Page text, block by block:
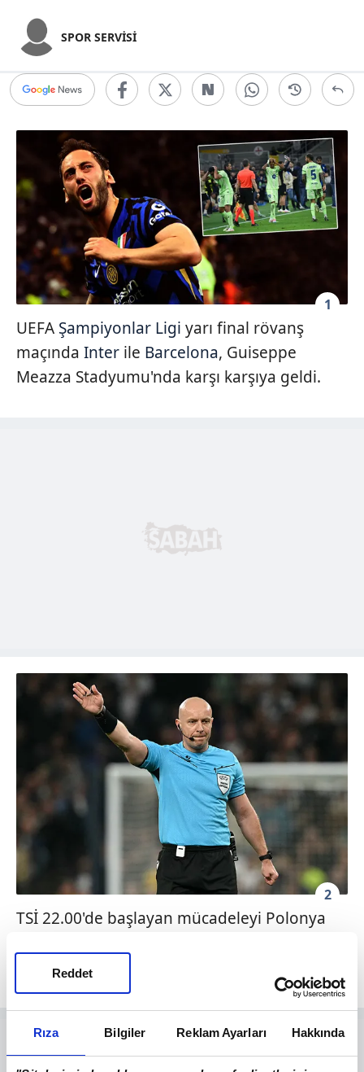
Rıza Bilgiler Reklam Ayarları Hakkında
Reddet
SPOR SERVİSİ
1
UEFA Şampiyonlar Ligi yarı final rövanş
maçında Inter ile Barcelona, Guiseppe
Meazza Stadyumu'nda karşı karşıya geldi.
2
TSİ 22.00'de başlayan mücadeleyi Polonya
Marciniak yönetti.